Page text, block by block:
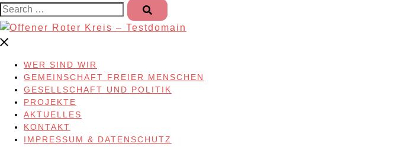
Search…
WER SIND WIR
GEMEINSCHAFT FREIER MENSCHEN
GESELLSCHAFT UND POLITIK
PROJEKTE
AKTUELLES
KONTAKT
IMPRESSUM & DATENSCHUTZ